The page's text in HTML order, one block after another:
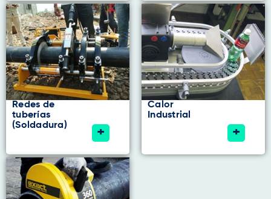
Redes de
tuberías
(Soldadura)
+
Calor
Industrial
+